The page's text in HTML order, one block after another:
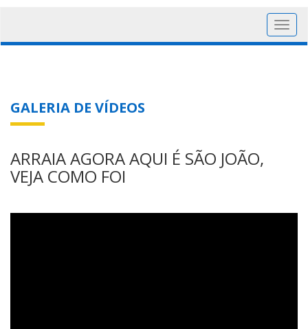
GALERIA DE VÍDEOS
ARRAIA AGORA AQUI É SÃO JOÃO,
VEJA COMO FOI